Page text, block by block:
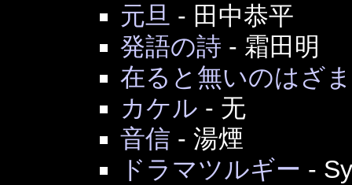
元旦 - 田中恭平
発語の詩 - 霜田明
在ると無いのはざ
カケル - 无
音信 - 湯煙
ドラマツルギー -